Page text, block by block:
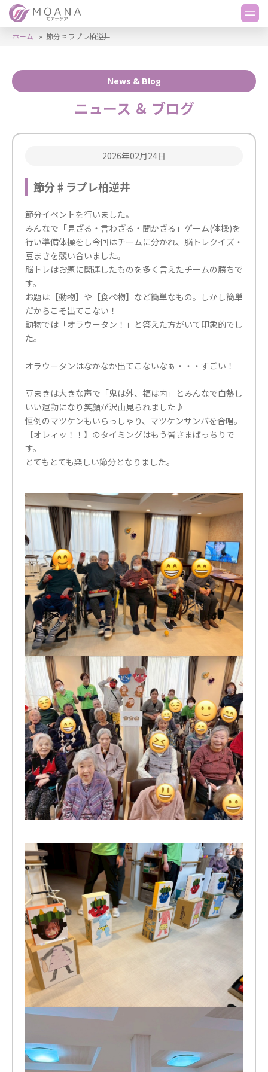
ホーム » 節分♯ラプレ柏逆井
News & Blog
ニュース ＆ ブログ
2026年02月24日
節分♯ラプレ柏逆井
節分イベントを行いました。
みんなで「見ざる・言わざる・聞かざる」ゲーム(体操)を
行い準備体操をし今回はチームに分かれ、脳トレクイズ・
豆まきを競い合いました。
脳トレはお題に関連したものを多く言えたチームの勝ちで
す。
お題は【動物】や【食べ物】など簡単なもの。しかし簡単
だからこそ出てこない！
動物では「オラウータン！」と答えた方がいて印象的でし
た。
オラウータンはなかなか出てこないなぁ・・・すごい！
豆まきは大きな声で「鬼は外、福は内」とみんなで白熱し
いい運動になり笑顔が沢山見られました♪
恒例のマツケンもいらっしゃり、マツケンサンバを合唱。
【オレィッ！！】のタイミングはもう皆さまばっちりで
す。
とてもとても楽しい節分となりました。